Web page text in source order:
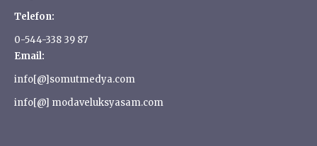
Telefon:
0-544-338 39 87
Email:
info[@]somutmedya.com
info[@] modaveluksyasam.com